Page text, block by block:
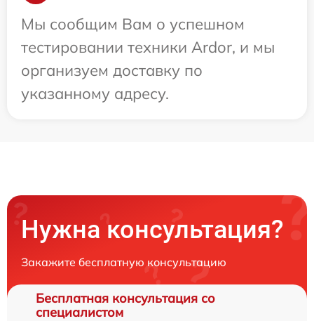
Мы сообщим Вам о успешном
тестировании техники Ardor, и мы
организуем доставку по
указанному адресу.
Нужна консультация?
Закажите бесплатную консультацию
Бесплатная консультация со
специалистом